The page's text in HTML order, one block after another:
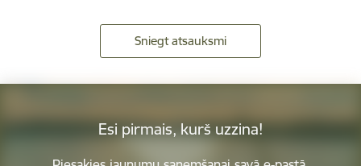
Sniegt atsauksmi
Esi pirmais, kurš uzzina!